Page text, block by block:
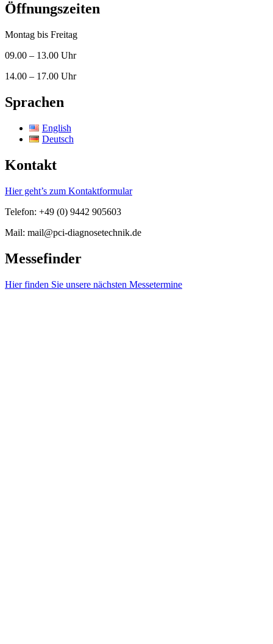
Öffnungszeiten
Montag bis Freitag
09.00 – 13.00 Uhr
14.00 – 17.00 Uhr
Sprachen
English
Deutsch
Kontakt
Hier geht’s zum Kontaktformular
Telefon: +49 (0) 9442 905603
Mail: mail@pci-diagnosetechnik.de
Messefinder
Hier finden Sie unsere nächsten Messetermine